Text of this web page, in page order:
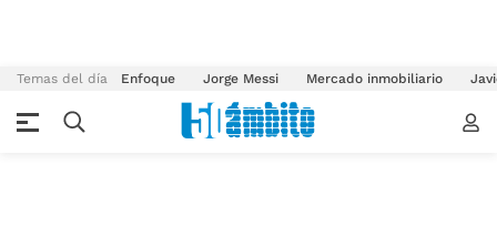
Temas del día Enfoque Jorge Messi Mercado inmobiliario